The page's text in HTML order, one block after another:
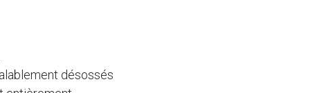
désossés